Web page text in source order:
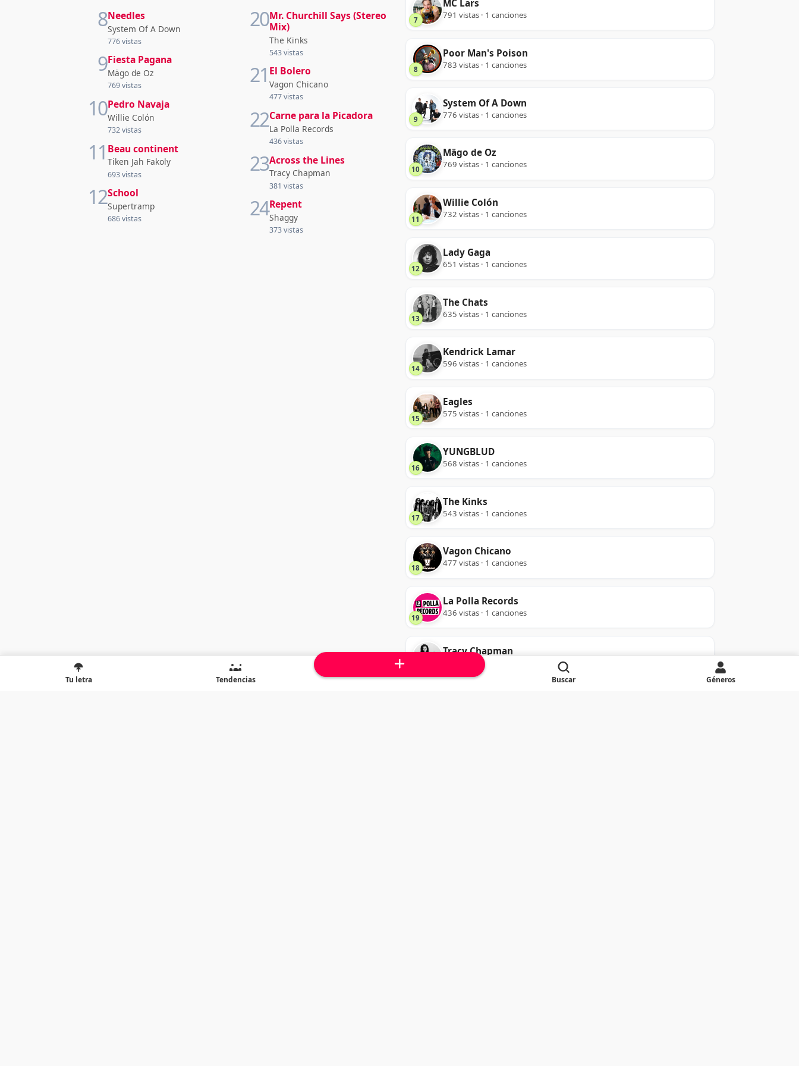
8Needles
System Of A Down
776 vistas
9Fiesta Pagana
Mägo de Oz
769 vistas
10Pedro Navaja
Willie Colón
732 vistas
11Beau continent
Tiken Jah Fakoly
693 vistas
12School
Supertramp
686 vistas
20Mr. Churchill Says (Stereo
Mix)
The Kinks
543 vistas
21El Bolero
Vagon Chicano
477 vistas
22Carne para la Picadora
La Polla Records
436 vistas
23Across the Lines
Tracy Chapman
381 vistas
24Repent
Shaggy
373 vistas
7
MC Lars
791 vistas · 1 canciones
8
Poor Man's Poison
783 vistas · 1 canciones
9
System Of A Down
776 vistas · 1 canciones
10
Mägo de Oz
769 vistas · 1 canciones
11
Willie Colón
732 vistas · 1 canciones
12
Lady Gaga
651 vistas · 1 canciones
13
The Chats
635 vistas · 1 canciones
14
Kendrick Lamar
596 vistas · 1 canciones
15
Eagles
575 vistas · 1 canciones
16
YUNGBLUD
568 vistas · 1 canciones
17
The Kinks
543 vistas · 1 canciones
18
Vagon Chicano
477 vistas · 1 canciones
19
La Polla Records
436 vistas · 1 canciones
Tracy Chapman
381 vistas · 1 canciones
Tu letra Tendencias Buscar Géneros